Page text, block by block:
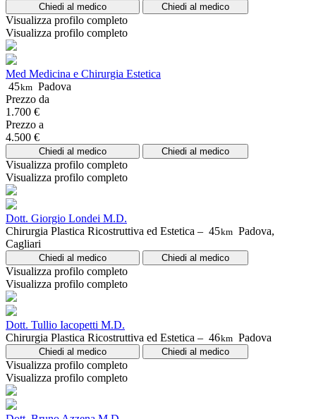
Chiedi al medico Chiedi al medico
Visualizza profilo completo
Visualizza profilo completo
Med Medicina e Chirurgia Estetica
45km Padova
Prezzo da
1.700 €
Prezzo a
4.500 €
Chiedi al medico Chiedi al medico
Visualizza profilo completo
Visualizza profilo completo
Dott. Giorgio Londei M.D.
Chirurgia Plastica Ricostruttiva ed Estetica – 45km Padova,
Cagliari
Chiedi al medico Chiedi al medico
Visualizza profilo completo
Visualizza profilo completo
Dott. Tullio Iacopetti M.D.
Chirurgia Plastica Ricostruttiva ed Estetica – 46km Padova
Chiedi al medico Chiedi al medico
Visualizza profilo completo
Visualizza profilo completo